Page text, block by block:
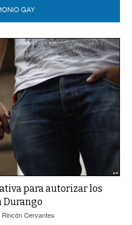
GAY
para autorizar los
Rincón Cervantes